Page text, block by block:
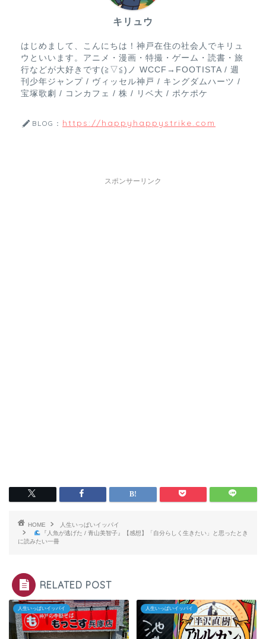
キリュウ
はじめまして、こんにちは！神戸在住の社会人でキリュ
ウといいます。アニメ・漫画・特撮・ゲーム・読書・旅
行などが大好きです(≧▽≦)ノ WCCF→FOOTISTA / 週
刊少年ジャンプ / ヴィッセル神戸 / キングダムハーツ /
宝塚歌劇 / コンカフェ / 株 / リベ大 / ポケポケ
BLOG： https://happyhappystrike.com
スポンサーリンク
HOME
人生いっぱいイッパイ
『人魚が逃げた / 青山美智子』【感想】「自分らしく生きたい」と思ったとき
に読みたい一冊
RELATED POST
人生いっぱいイッパイ 人生いっぱいイッパイ